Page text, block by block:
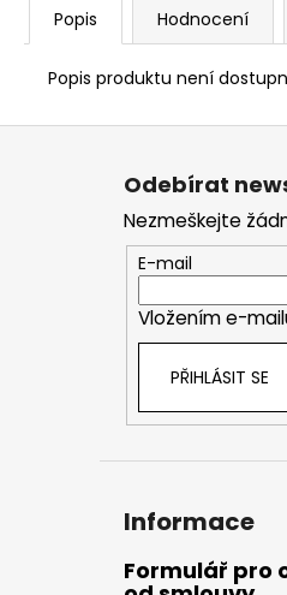
Popis Hodnocení
Popis produktu není
Z
Odebírat
Nezmeškejte
E-mail
Vložením e-
PŘIHLÁSIT SE
Informace
Formulář pro